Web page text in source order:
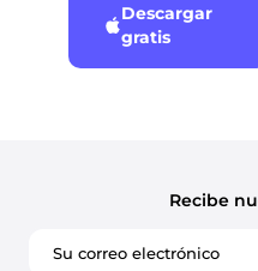
Descargar
gratis
Recibe